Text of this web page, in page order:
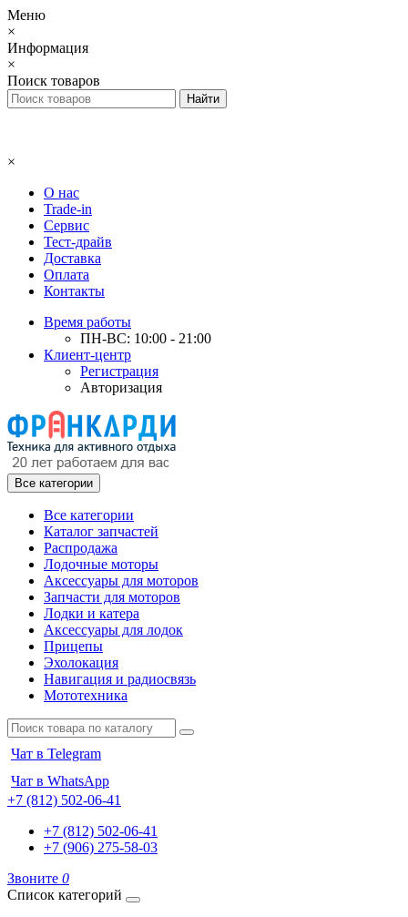
Меню
×
Информация
×
Поиск товаров
×
О нас
Trade-in
Сервис
Тест-драйв
Доставка
Оплата
Контакты
Время работы
ПН-ВС: 10:00 - 21:00
Клиент-центр
Регистрация
Авторизация
Все категории
Все категории
Каталог запчастей
Распродажа
Лодочные моторы
Аксессуары для моторов
Запчасти для моторов
Лодки и катера
Аксессуары для лодок
Прицепы
Эхолокация
Навигация и радиосвязь
Мототехника
Чат в Telegram
Чат в WhatsApp
+7 (812) 502-06-41
+7 (812) 502-06-41
+7 (906) 275-58-03
Звоните 0
Список категорий